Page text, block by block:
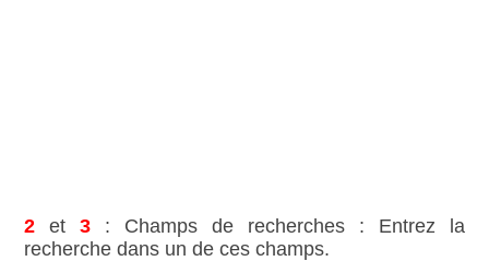
2 et3 : Champs de recherches : Entrez la
recherche dans un de ces champs.